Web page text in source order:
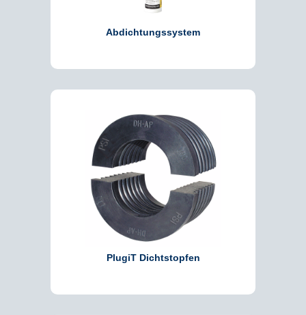
Abdichtungssystem
PlugiT Dichtstopfen